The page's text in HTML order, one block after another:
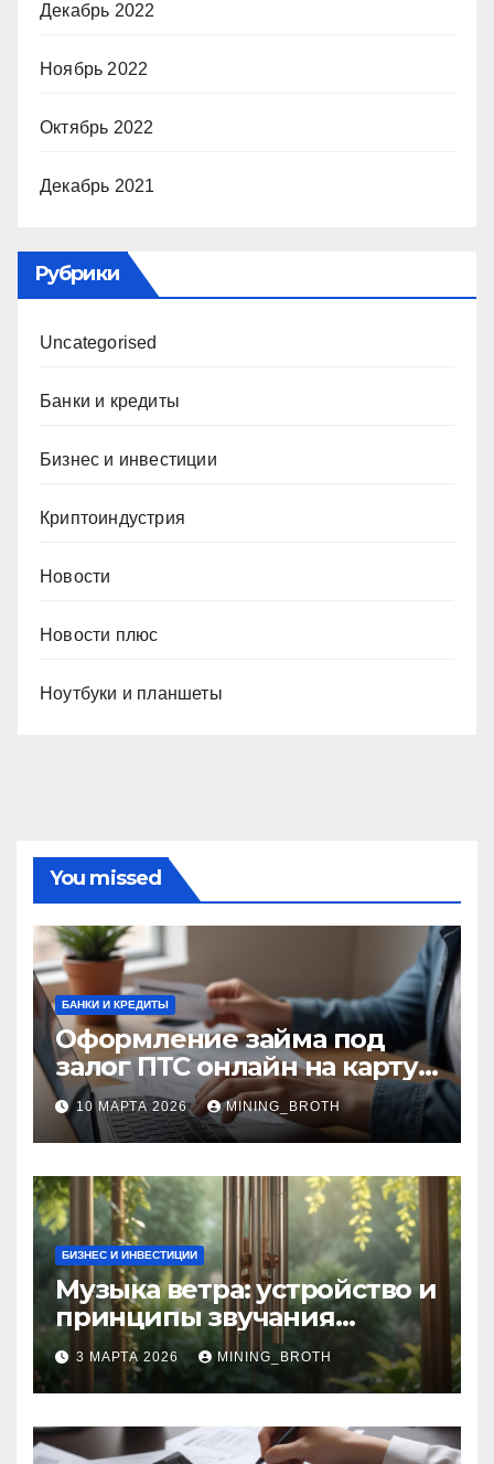
Декабрь 2022
Ноябрь 2022
Октябрь 2022
Декабрь 2021
Рубрики
Uncategorised
Банки и кредиты
Бизнес и инвестиции
Криптоиндустрия
Новости
Новости плюс
Ноутбуки и планшеты
You missed
БАНКИ И КРЕДИТЫ
Оформление займа под
залог ПТС онлайн на карту
без визита в офис: порядок,
требования и документы
10 МАРТА 2026 MINING_BROTH
БИЗНЕС И ИНВЕСТИЦИИ
Музыка ветра: устройство и
принципы звучания
колокольчиков
3 МАРТА 2026 MINING_BROTH